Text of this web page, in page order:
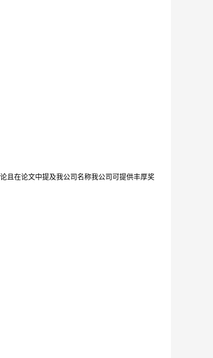
且在论文中提及我公司名称我公司可提供丰厚奖